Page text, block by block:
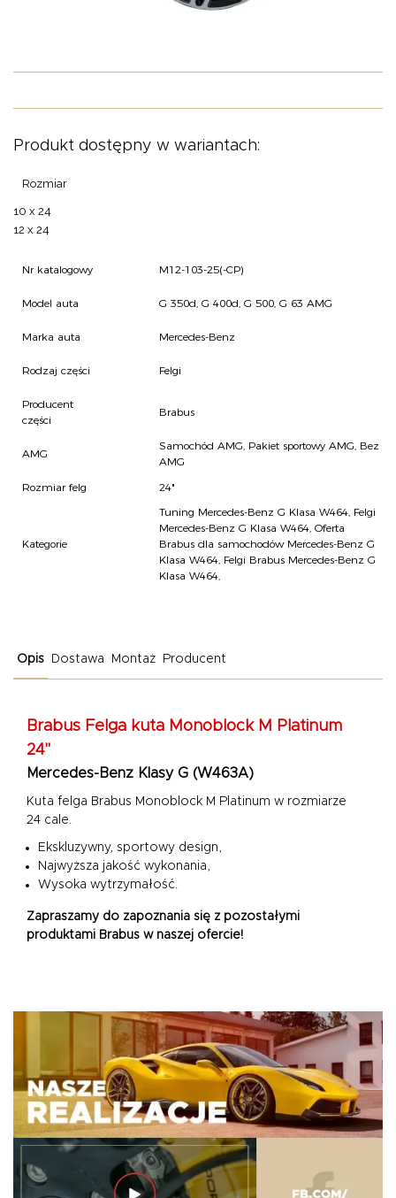
BLOG
Produkt dostępny w wariantach:
Rozmiar
10 x 24
12 x 24
Nr katalogowy M12-103-25(-CP)
Model auta G 350d, G 400d, G 500, G 63 AMG
Marka auta Mercedes-Benz
Rodzaj części Felgi
Producent
części
Brabus
AMG
Samochód AMG, Pakiet sportowy AMG, Bez
AMG
Rozmiar felg
24"
Kategorie
Tuning Mercedes-Benz G Klasa W464, Felgi
Mercedes-Benz G Klasa W464, Oferta
Brabus dla samochodów Mercedes-Benz G
Klasa W464, Felgi Brabus Mercedes-Benz G
Klasa W464,
Opis Dostawa Montaż Producent
Brabus Felga kuta Monoblock M Platinum
24"
Mercedes-Benz Klasy G (W463A)
Kuta felga Brabus Monoblock M Platinum w rozmiarze
24 cale.
Ekskluzywny, sportowy design,
Najwyższa jakość wykonania,
Wysoka wytrzymałość.
Zapraszamy do zapoznania się z pozostałymi
produktami Brabus w naszej ofercie!